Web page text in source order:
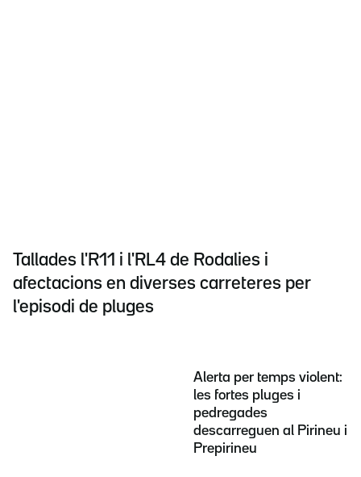
Tallades l'R11 i l'RL4 de Rodalies i
afectacions en diverses carreteres per
l'episodi de pluges
Alerta per temps violent:
les fortes pluges i
pedregades
descarreguen al Pirineu i
Prepirineu